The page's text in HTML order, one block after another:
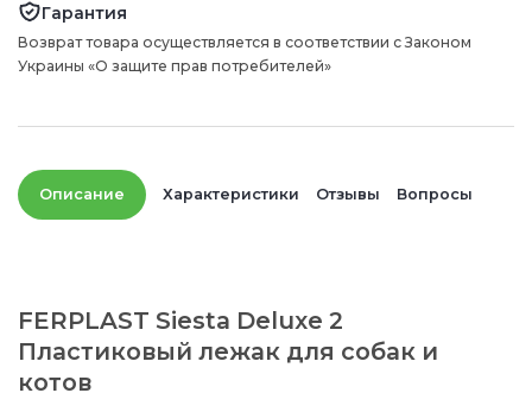
Гарантия
Возврат товара осуществляется в соответствии с Законом
Украины «О защите прав потребителей»
Описание Характеристики Отзывы Вопросы
FERPLAST Siesta Deluxe 2
Пластиковый лежак для собак и
котов